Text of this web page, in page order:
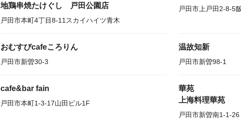
地鶏串焼たけぐし 戸田公園店
戸田市本町4丁目8-11スカイハイツ青木
戸田市上戸田2-8-5
おむすびcafeころりん
戸田市新曽30-3
温故知新
戸田市新曽98-1
cafe&bar fain
戸田市本町1-3-17山田ビル1F
華苑
上海料理華苑
戸田市新曽南1-1-26